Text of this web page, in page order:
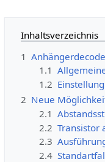
Inhaltsverzeichnis
1
1.1
1.2
2 Neue
2.1
2.2 Transistor
2.3
2.4